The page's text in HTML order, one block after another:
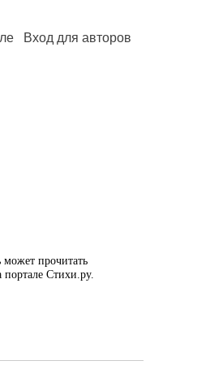
Вход для авторов
может прочитать
портале Стихи.ру.